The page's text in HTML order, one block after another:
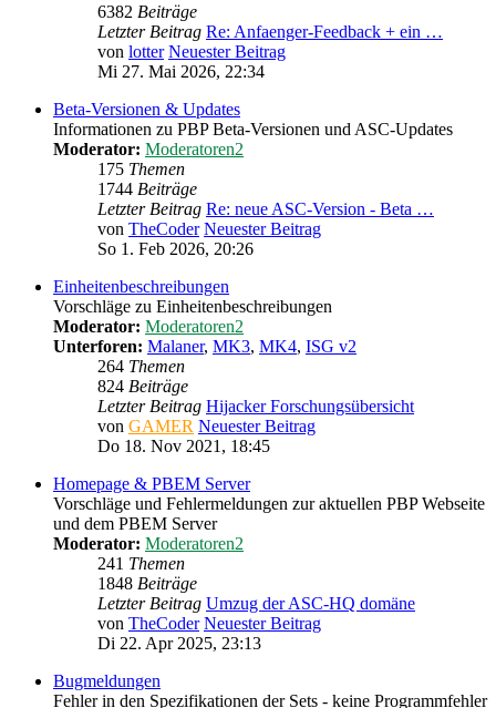
6382 Beiträge
Letzter Beitrag Re: Anfaenger-Feedback + ein …
von lotter Neuester Beitrag
Mi 27. Mai 2026, 22:34
Beta-Versionen & Updates
Informationen zu PBP Beta-Versionen und ASC-Updates
Moderator: Moderatoren2
175 Themen
1744 Beiträge
Letzter Beitrag Re: neue ASC-Version - Beta …
von TheCoder Neuester Beitrag
So 1. Feb 2026, 20:26
Einheitenbeschreibungen
Vorschläge zu Einheitenbeschreibungen
Moderator: Moderatoren2
Unterforen: Malaner, MK3, MK4, ISG v2
264 Themen
824 Beiträge
Letzter Beitrag Hijacker Forschungsübersicht
von GAMER Neuester Beitrag
Do 18. Nov 2021, 18:45
Homepage & PBEM Server
Vorschläge und Fehlermeldungen zur aktuellen PBP Webseite
und dem PBEM Server
Moderator: Moderatoren2
241 Themen
1848 Beiträge
Letzter Beitrag Umzug der ASC-HQ domäne
von TheCoder Neuester Beitrag
Di 22. Apr 2025, 23:13
Bugmeldungen
Fehler in den Spezifikationen der Sets - keine Programmfehler